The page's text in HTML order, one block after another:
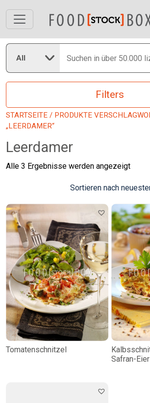
All
Filters
STARTSEITE / PRODUKTE
„LEERDAMER“
Leerdamer
Alle 3 Ergebnisse werden angezeigtNach
Tomatenschnitzel
Safran-